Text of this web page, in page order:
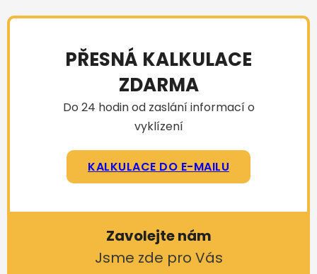
PŘESNÁ KALKULACE
ZDARMA
Do 24 hodin od zaslání informací o
vyklízení
KALKULACE DO E-MAILU
Zavolejte nám
Jsme zde pro Vás